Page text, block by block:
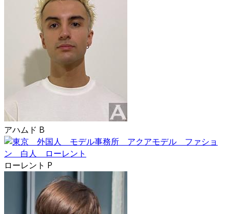
アハムド B
ローレント P